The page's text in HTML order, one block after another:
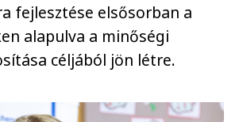
fejlesztése elsősorban a
alapulva a minőségi
céljából jön létre.